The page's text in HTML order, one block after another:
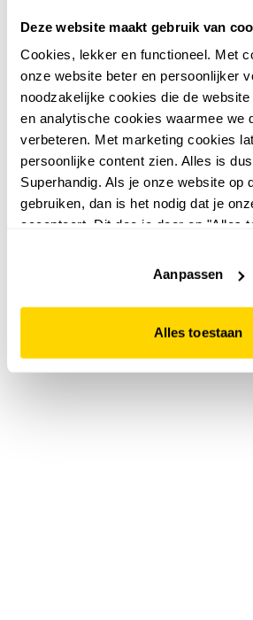
Deze website maakt gebruik van
Cookies, lekker en functioneel. Met
onze website beter en persoonlijker
noodzakelijke cookies die de
en analytische cookies waarmee we
verbeteren. Met marketing cookies
persoonlijke content zien. Alles is
Superhandig. Als je onze website op
gebruiken, dan is het nodig dat je
accepteert. Dit doe je door op "Alles
website niet optimaal functioneert.
Aanpassen
Alles toestaan